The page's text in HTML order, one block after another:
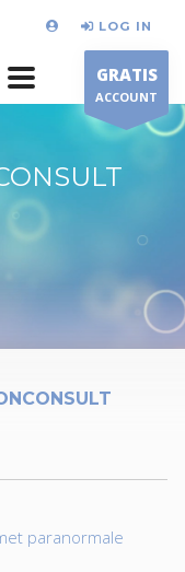
LOG IN
GRATIS
ACCOUNT
paranormale